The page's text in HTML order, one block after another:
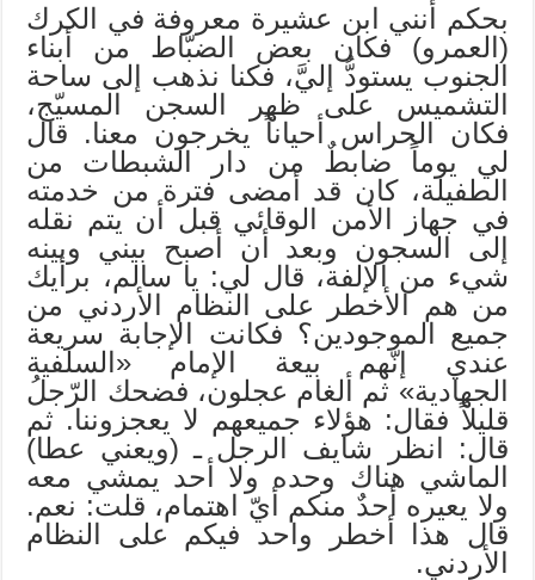
بحكم أنني ابن عشيرة معروفة في الكرك
(العمرو) فكان بعض الضبّاط من أبناء
الجنوب يستودُّ إليَّ، فكنا نذهب إلى ساحة
التشميس على ظهر السجن المسيّج،
فكان الحراس أحياناً يخرجون معنا. قال
لي يوماً ضابطٌ من دار الشبطات من
الطفيلة، كان قد أمضى فترة من خدمته
في جهاز الأمن الوقائي قبل أن يتم نقله
إلى السجون وبعد أن أصبح بيني وبينه
شيء من الإلفة، قال لي: يا سالم، برأيك
من هم الأخطر على النظام الأردني من
جميع الموجودين؟ فكانت الإجابة سريعة
عندي إنّهم بيعة الإمام «السلفية
الجهادية» ثم ألغام عجلون، فضحك الرّجلُ
قليلاً فقال: هؤلاء جميعهم لا يعجزوننا. ثم
قال: انظر شايف الرجل ـ (ويعني عطا)
الماشي هناك وحده ولا أحد يمشي معه
ولا يعيره أحدٌ منكم أيّ اهتمام، قلت: نعم.
قال هذا أخطر واحد فيكم على النظام
الأردني.